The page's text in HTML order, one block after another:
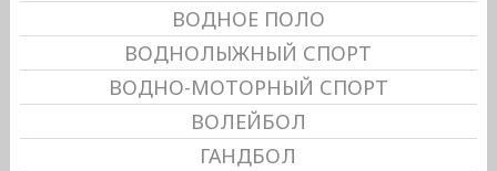
ВОДНОЕ ПОЛО
ВОДНОЛЫЖНЫЙ СПОРТ
ВОДНО-МОТОРНЫЙ СПОРТ
ВОЛЕЙБОЛ
ГАНДБОЛ